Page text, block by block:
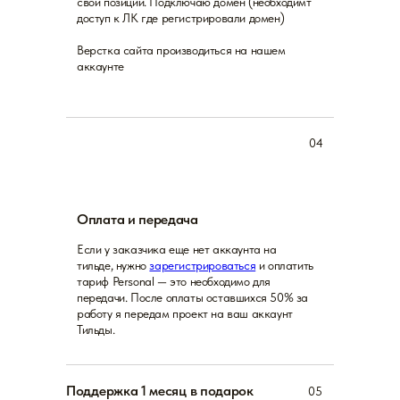
04
доступ к ЛК где регистрировали домен)
Верстка сайта производиться на нашем
аккаунте
Оплата и передача
Если у заказчика еще нет аккаунта на
тильде, нужнозарегистрироваться и оплатить
тариф Personal — это необходимо для
передачи. После оплаты оставшихся 50% за
работу я передам проект на ваш аккаунт
Тильды.
Поддержка 1 месяц в подарок 05